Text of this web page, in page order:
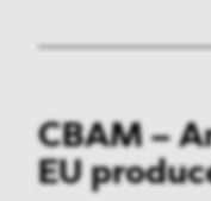
CBAM –
EU